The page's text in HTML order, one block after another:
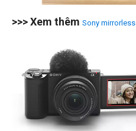
>>> Xem thêm Sony mirrorless